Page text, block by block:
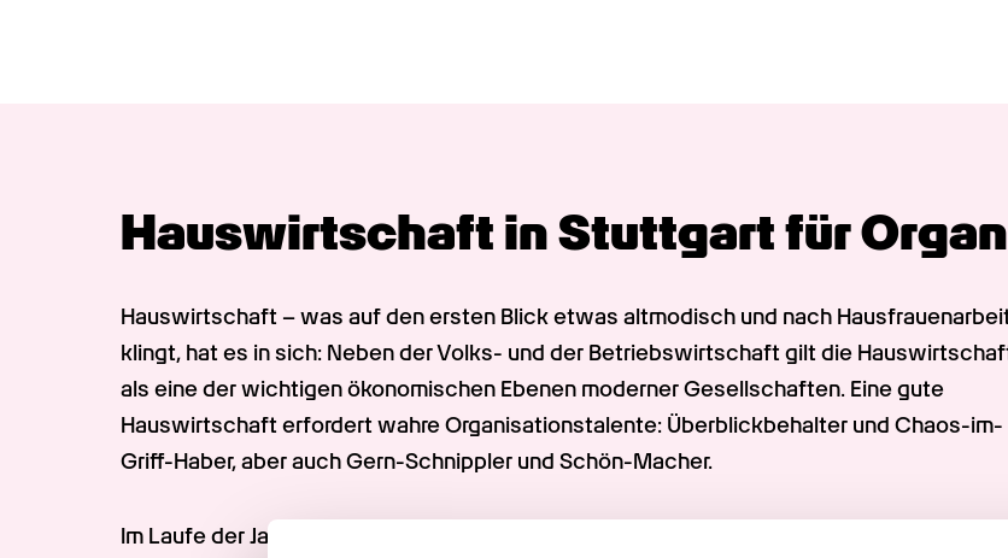
Hauswirtschaft in Stuttgart für
Hauswirtschaft – was auf den ersten Blick etwas altmodisch und nach
klingt, hat es in sich: Neben der Volks- und der Betriebswirtschaft gilt die
als eine der wichtigen ökonomischen Ebenen moderner Gesellschaften. Eine gute
Hauswirtschaft erfordert wahre Organisationstalente: Überblickbehalter und Chaos-im-
Griff-Haber, aber auch Gern-Schnippler und Schön-Macher.
Im Laufe der Jahre hat sich das Berufsfeld Hauswirtschaft stetig modernisiert und